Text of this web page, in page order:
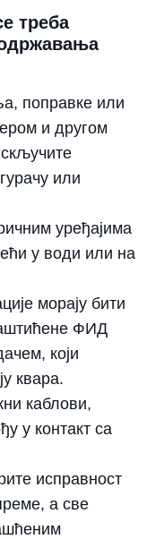
треба
поправке или
и другом
или
уређајима
у води или на
морају бити
ФИД
, који
квара.
каблови,
у контакт са
исправност
а све